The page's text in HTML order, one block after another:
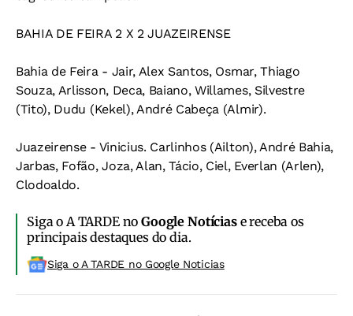
BAHIA DE FEIRA 2 X 2 JUAZEIRENSE
Bahia de Feira- Jair, Alex Santos, Osmar, Thiago
Souza, Arlisson, Deca, Baiano, Willames, Silvestre
(Tito), Dudu (Kekel), André Cabeça (Almir).
Juazeirense- Vinicius. Carlinhos (Ailton), André Bahia,
Jarbas, Fofão, Joza, Alan, Tácio, Ciel, Everlan (Arlen),
Clodoaldo.
Siga o A TARDE noGoogle Notíciase receba os
principais destaques do dia.
Siga o A TARDE no Google Noticias